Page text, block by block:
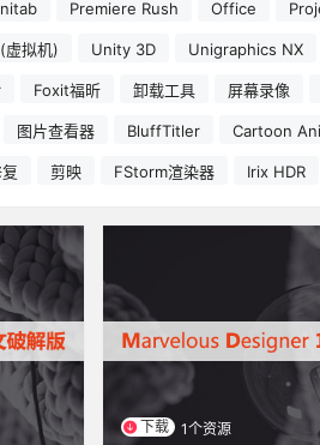
Premiere Rush Office
拟机) Unity 3D Unigraphics NX
Foxit福昕 卸载工具 屏幕录像
图片查看器 BluffTitler Cartoon
剪映 FStorm渲染器 Irix HDR
下载 1个资源